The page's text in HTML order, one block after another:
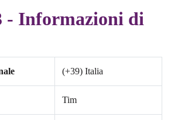
- Informazioni di
(+39) Italia
Tim